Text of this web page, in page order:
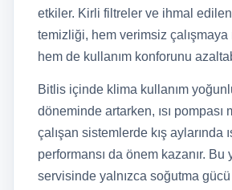
etkiler. Kirli filtreler ve ihmal
temizliği, hem verimsiz
hem de kullanım konforunu
Bitlis içinde klima kullanım
döneminde artarken, ısı pompası
çalışan sistemlerde kış aylarında
performansı da önem kazanır. Bu
servisinde yalnızca soğutma